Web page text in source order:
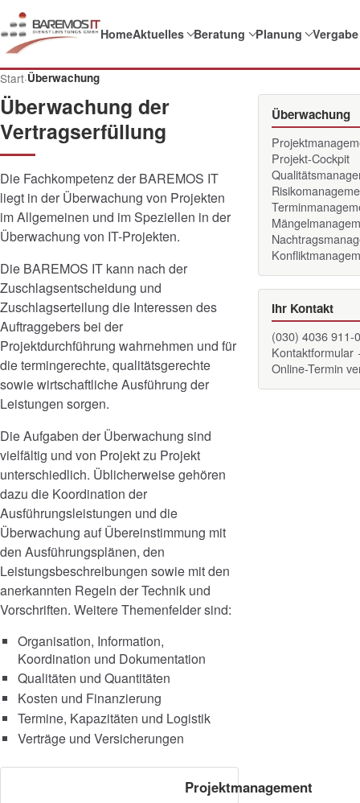
HomeAktuelles Beratung Planung Vergabe
Start·Überwachung
Überwachung der
Vertragserfüllung
Die Fachkompetenz der BAREMOS IT
liegt in der Überwachung von Projekten
im Allgemeinen und im Speziellen in der
Überwachung von IT-Projekten.
Die BAREMOS IT kann nach der
Zuschlagsentscheidung und
Zuschlagserteilung die Interessen des
Auftraggebers bei der
Projektdurchführung wahrnehmen und für
die termingerechte, qualitätsgerechte
sowie wirtschaftliche Ausführung der
Leistungen sorgen.
Die Aufgaben der Überwachung sind
vielfältig und von Projekt zu Projekt
unterschiedlich. Üblicherweise gehören
dazu die Koordination der
Ausführungsleistungen und die
Überwachung auf Übereinstimmung mit
den Ausführungsplänen, den
Leistungsbeschreibungen sowie mit den
anerkannten Regeln der Technik und
Vorschriften. Weitere Themenfelder sind:
Organisation, Information,
Koordination und Dokumentation
Qualitäten und Quantitäten
Kosten und Finanzierung
Termine, Kapazitäten und Logistik
Verträge und Versicherungen
Projektmanagement
Überwachung
Projekt-Cockpit
Ihr Kontakt
(030) 4036 911-
Online-Termin